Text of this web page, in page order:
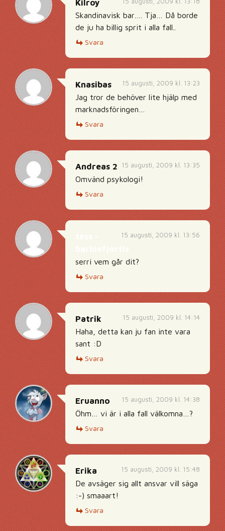
Kilroy
Skandinavisk bar…. Tja… Då borde
de ju ha billig sprit i alla fall..
Svara
15 augusti, 2009 kl. 13:23
Knasibas
Jag tror de behöver lite hjälp med
marknadsföringen…
Svara
15 augusti, 2009 kl. 13:35
Andreas 2
Omvänd psykologi!
Svara
15 augusti, 2009 kl. 13:56
serri vem går dit?
Svara
15 augusti, 2009 kl. 14:14
Patrik
Haha, detta kan ju fan inte vara
sant :D
Svara
15 augusti, 2009 kl. 14:38
Eruanno
Öhm… vi är i alla fall välkomna…?
Svara
15 augusti, 2009 kl. 15:48
Erika
De avsäger sig allt ansvar vill säga
:-) smaaart!
Svara